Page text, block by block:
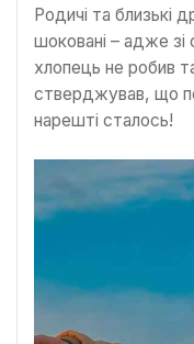
Родичі та близькі
шоковані – адже зі
хлопець не робив
стверджував, що
нарешті сталось!